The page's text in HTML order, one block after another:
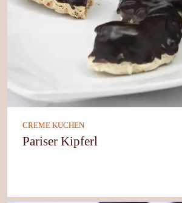
CREME KUCHEN
Pariser Kipferl